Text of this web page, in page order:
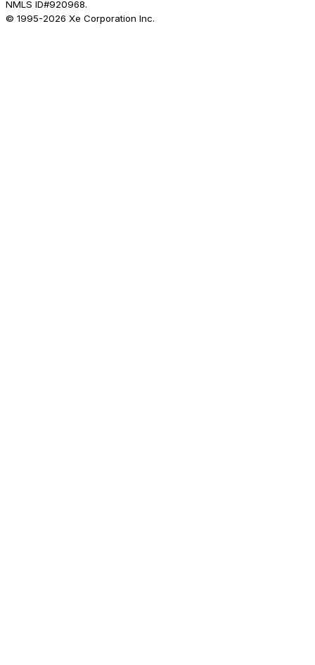
NMLS ID#920968.
© 1995-2026 Xe Corporation Inc.